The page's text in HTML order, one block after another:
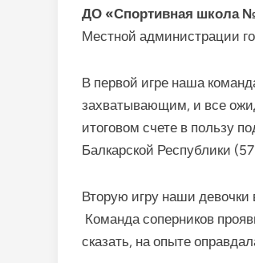
ДО «Спортивная школа
Местной администрации
В первой игре наша
захватывающим, и все
итоговом счете в пользу
Балкарской Республики
Вторую игру наши девочки
Команда соперников
сказать, на опыте